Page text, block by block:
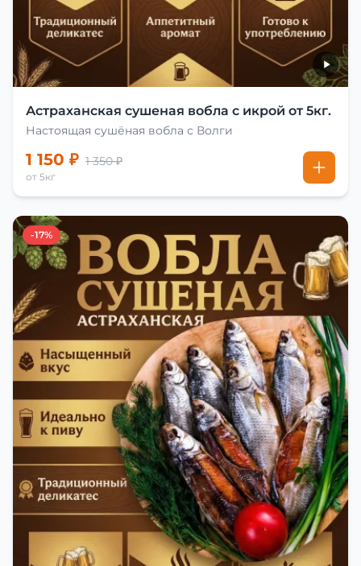
Астраханская сушеная вобла с икрой от 5кг.
Настоящая сушёная вобла с Волги
1 150 ₽ 1 350 ₽
от 5кг
-17%